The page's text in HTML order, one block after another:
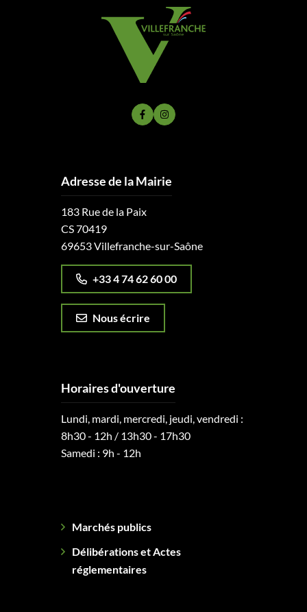
Lien vers le compte Facebook
Lien vers le compte Instagram
Adresse de la Mairie
183 Rue de la Paix
CS 70419
69653 Villefranche-sur-Saône
+33 4 74 62 60 00
Nous écrire
Horaires d'ouverture
Lundi, mardi, mercredi, jeudi, vendredi :
8h30 - 12h / 13h30 - 17h30
Samedi : 9h - 12h
Marchés publics
Délibérations et Actes
réglementaires